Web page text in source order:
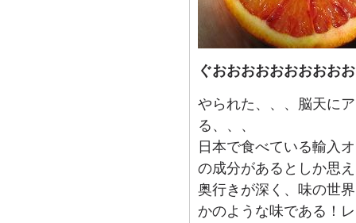
ぐおおおおおおおおお
やられた、、、脳天に
る、、、
日本で食べている輸入
の成分があるとしか思
奥行きが深く、味の世
かのような味である！